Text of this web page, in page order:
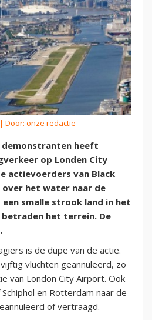
Door: onze redactie
demonstranten heeft
op Londen City
actievoerders van Black
het water naar de
een smalle strook land in het
het terrein. De
is de dupe van de actie.
vluchten geannuleerd, zo
van London City Airport. Ook
en Rotterdam naar de
of vertraagd.